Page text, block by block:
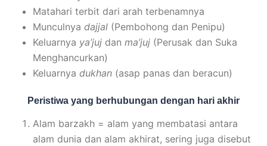
Matahari terbit dari arah terbenamnya
Munculnya dajjal (Pembohong dan Penipu)
Keluarnya ya’juj dan ma’juj (Perusak dan Suka
Menghancurkan)
Keluarnya dukhan (asap panas dan beracun)
Peristiwa yang berhubungan dengan hari akhir
Alam barzakh = alam yang membatasi antara
alam dunia dan alam akhirat, sering juga disebut